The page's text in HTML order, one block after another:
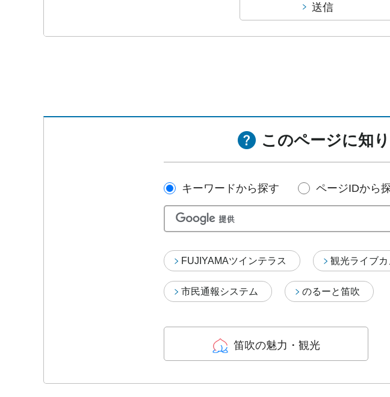
このページに知
キーワードから探す ページIDから
FUJIYAMAツインテラス 観光ライブカ
市民通報システム のるーと笛吹
笛吹の魅力・観光